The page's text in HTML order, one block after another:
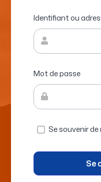
Identifiant ou
Mot de passe
Se souvenir